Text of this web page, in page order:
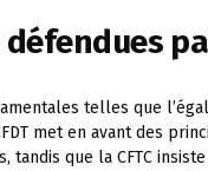
telles que
met en avant des
tandis que la CFTC